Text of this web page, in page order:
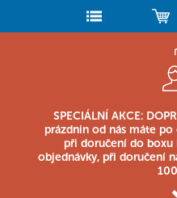
SPECIÁLNÍ AKCE:
prázdnin od nás máte
při doručení do boxu
objednávky, při doručení